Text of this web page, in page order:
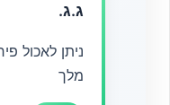
ג.ג.
ניתן לאכול
מלך